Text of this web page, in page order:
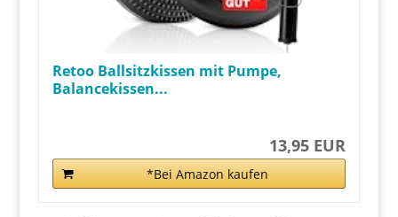
Retoo Ballsitzkissen mit Pumpe,
Balancekissen...
13,95 EUR
*Bei Amazon kaufen